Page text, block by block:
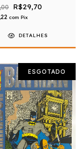
R$29,70
com Pix
DETALHES
ESGOTADO